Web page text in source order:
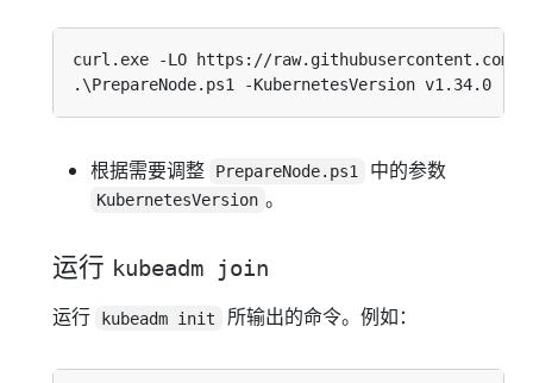
curl.exe -LO https : //raw.githubusercontent.com/
根据需要调整 PrepareNode.ps1 中的参数
KubernetesVersion 。
运行 kubeadm join
运行
kubeadm init 所输出的命令。例如：